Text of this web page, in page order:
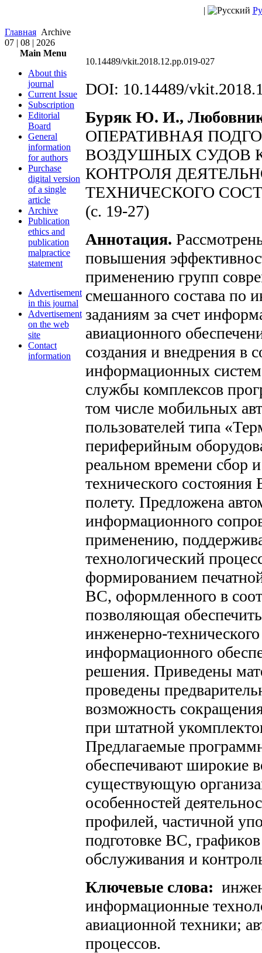
|
Главная Archive
07 | 08 | 2026
Main Menu
About this
journal
Current Issue
Subscription
Editorial
Board
General
information
for authors
Purchase
digital version
of a single
article
Archive
Publication
ethics and
publication
malpractice
statement
Advertisement
in this journal
Advertisement
on the web
site
Contact
information
10.14489/vkit.2018.12.pp.019-027
DOI: 10.14489/
Буряк Ю. И.,
ОПЕРАТИВНАЯ
ВОЗДУШНЫХ СУДОВ
КОНТРОЛЯ
ТЕХНИЧЕСКОГО
(с. 19-27)
Аннотация.
повышения
применению групп
смешанного состава по
заданиям за счет
авиационного
создания и внедрения в
информационных
службы комплексов
том числе мобильных
пользователей типа
периферийным
реальном времени сбор
технического
полету. Предложена
информационного
применению,
технологический
формированием
ВС, оформленного в
позволяющая
инженерно-
информационного
решения. Приведены
проведены
возможность
при штатной
Предлагаемые
обеспечивают широкие
существующую
особенностей
профилей, частичной
подготовке ВС,
обслуживания и
Ключевые слова:
информационные
авиационной техники;
процессов.